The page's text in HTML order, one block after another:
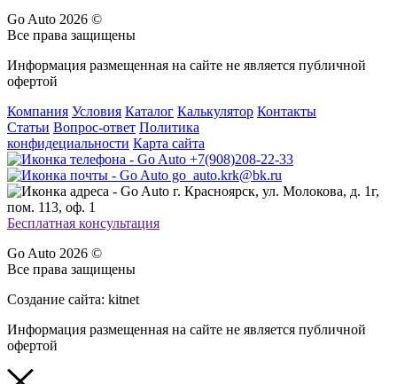
Go Auto 2026 ©
Все права защищены
Информация размещенная на сайте не является публичной
офертой
Компания Условия Каталог Калькулятор Контакты
Статьи Вопрос-ответ Политика
конфидециальности Карта сайта
+7(908)208-22-33
go_auto.krk@bk.ru
г. Красноярск, ул. Молокова, д. 1г,
пом. 113, оф. 1
Бесплатная консультация
Go Auto 2026 ©
Все права защищены
Создание сайта: kitnet
Информация размещенная на сайте не является публичной
офертой